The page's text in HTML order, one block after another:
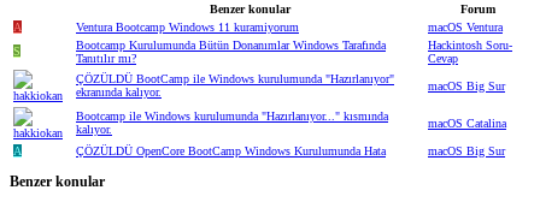
Benzer konular
Forum
A
Ventura Bootcamp Windows 11 kuramiyorum
macOS Ventura
S
Bootcamp Kurulumunda Bütün Donanımlar Windows Tarafında
Tanıtılır mı?
Hackintosh Soru-
Cevap
ÇÖZÜLDÜ BootCamp ile Windows kurulumunda "Hazırlanıyor"
ekranında kalıyor.
macOS Big Sur
Bootcamp ile Windows kurulumunda "Hazırlanıyor..." kısmında
kalıyor.
macOS Catalina
A ÇÖZÜLDÜ OpenCore BootCamp Windows Kurulumunda Hata macOS Big Sur
Benzer konular